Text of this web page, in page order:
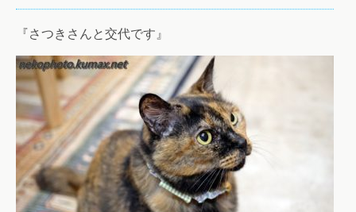
『さつきさんと交代です』